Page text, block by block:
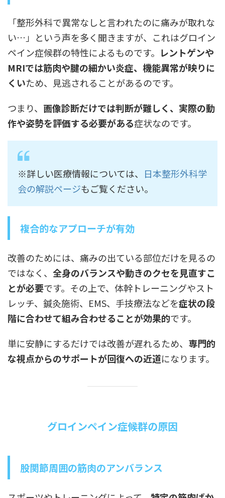
「整形外科で異常なしと言われたのに痛みが取れな
い…」という声を多く聞きますが、これはグロイン
ペイン症候群の特性によるものです。 レントゲンや
MRIでは筋肉や腱の細かい炎症、機能異常が映りに
くいため、見逃されることがあるのです。
つまり、 画像診断だけでは判断が難しく、実際の動
作や姿勢を評価する必要がある症状なのです。
※詳しい医療情報については、
日本整形外科学
会の解説ページもご覧ください。
複合的なアプローチが有効
改善のためには、痛みの出ている部位だけを見るの
ではなく、 全身のバランスや動きのクセを見直すこ
とが必要です。その上で、体幹トレーニングやスト
レッチ、鍼灸施術、EMS、手技療法などを症状の段
階に合わせて組み合わせることが効果的です。
単に安静にするだけでは改善が遅れるため、 専門的
な視点からのサポートが回復への近道になります。
グロインペイン症候群の原因
股関節周囲の筋肉のアンバランス